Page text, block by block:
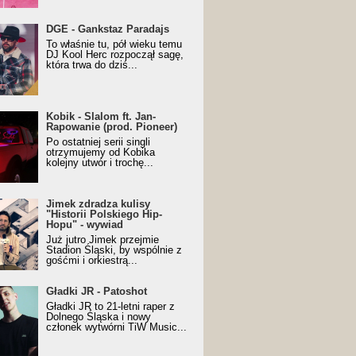
z nagrodą za
Trueschoolowy
Roku (Popkillery 2023)
DGE - Gankstaz Paradajs
To właśnie tu, pół wieku temu
DJ Kool Herc rozpoczął sagę,
która trwa do dziś...
- Slalom ft. Jan-
(prod. Pioneer)
Music Visualiser]
Kobik - Slalom ft. Jan-
Rapowanie (prod. Pioneer)
Po ostatniej serii singli
otrzymujemy od Kobika
kolejny utwór i trochę...
zdradza kulisy "Historii
Hip-Hopu" - wywiad
Jimek zdradza kulisy
"Historii Polskiego Hip-
Hopu" - wywiad
Już jutro Jimek przejmie
Stadion Śląski, by wspólnie z
gośćmi i orkiestrą...
JR - Patoshot
Gładki JR - Patoshot
Gładki JR to 21-letni raper z
Dolnego Śląska i nowy
członek wytwórni TiW Music...